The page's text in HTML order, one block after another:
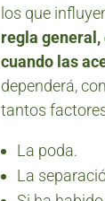
los que
regla
cuando las
dependerá,
tantos
La poda.
La